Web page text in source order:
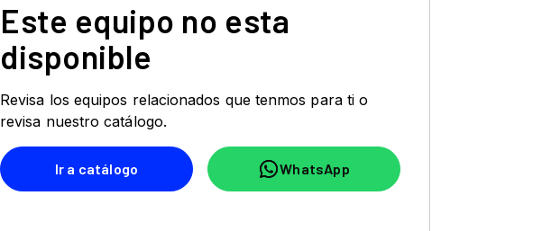
Revisa los equipos relacionados que tenmos para ti o
revisa nuestro catálogo.